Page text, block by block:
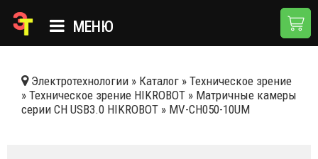
МЕНЮ
КАТАЛОГ
Электротехнологии » Каталог » Техническое зрение
» Техническое зрение HIKROBOT » Матричные камеры
серии CH USB3.0 HIKROBOT » MV-CH050-10UM